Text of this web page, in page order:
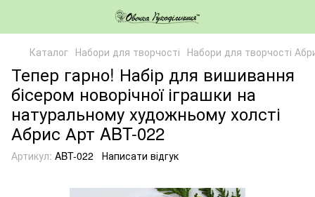
Каталог Набори для творчості Набори для творчості
Тепер гарно! Набір для вишивання
бісером новорічної іграшки на
натуральному художньому холсті
Абрис Арт ABT-022
Артикул: ABT-022 Написати відгук